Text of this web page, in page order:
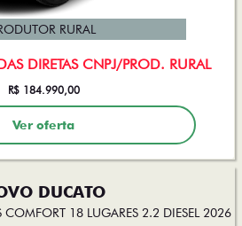
DIRETAS CNPJ/PROD. RURAL
RURAL
R$ 184.990,00
Ver oferta
DUCATO
18 LUGARES 2.2 DIESEL 2026